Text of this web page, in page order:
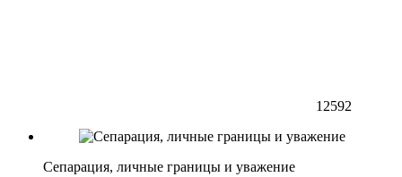
12592
Сепарация, личные границы и уважение